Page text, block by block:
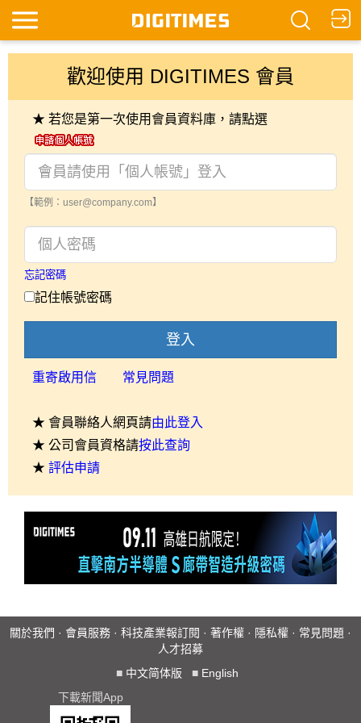
歡迎使用 DIGITIMES 會員
★ 若您是第一次使用會員資料庫，請點選
【範例：user@company.com】
忘記密碼
記住帳號密碼
登入
重寄啟用信 常見問題
★ 會員聯絡人網頁請由此登入
★ 公司會員資格請按此查詢
★ 評估申請
關於我們 · 會員服務 · 科技產業報訂閱 · 著作權 · 隱私權 · 常見問題 ·
人才招募
■ 中文简体版 ■ English
下載新聞App